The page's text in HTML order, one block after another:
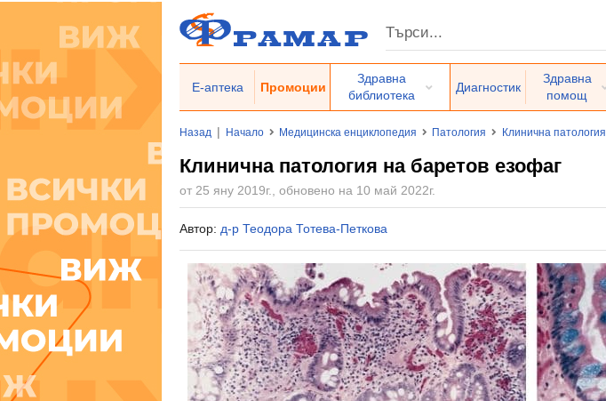
Е-аптека Промоции
Здравна
библиотека
Диагностик
Здравна
помощ
Назад | Начало Медицинска енциклопедия Патология Клинична патология
Клинична патология на баретов езофаг
от 25 яну 2019г., обновено на 10 май 2022г.
Автор: д-р Теодора Тотева-Петкова